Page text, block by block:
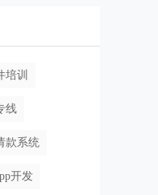
培训
线
款系统
开发